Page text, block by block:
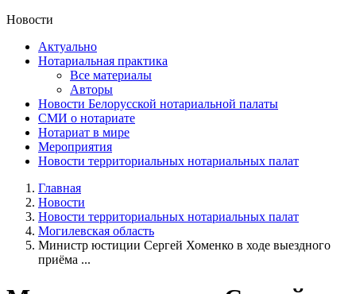
Новости
Актуально
Нотариальная практика
Все материалы
Авторы
Новости Белорусской нотариальной палаты
СМИ о нотариате
Нотариат в мире
Мероприятия
Новости территориальных нотариальных палат
Главная
Новости
Новости территориальных нотариальных палат
Могилевская область
Министр юстиции Сергей Хоменко в ходе выездного
приёма ...